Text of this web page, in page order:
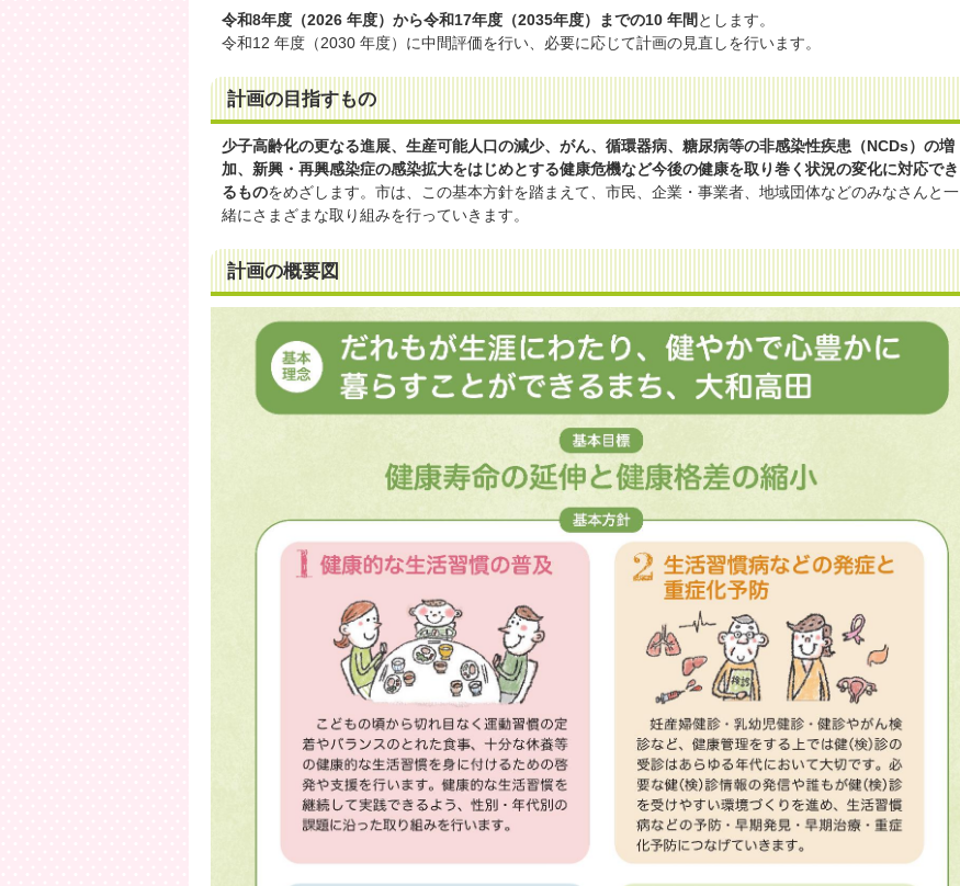
令和8年度（2026 年度）から令和17年度（2035年度）までの10 年間 とします。
令和12 年度（2030 年度）に中間評価を行い、必要に応じて計画の見直しを行います。
計画の目指すもの
少子高齢化の更なる進展、生産可能人口の減少、がん、循環器病、糖尿病等の非感染性疾患（NCDs）の増
加、新興・再興感染症の感染拡大をはじめとする健康危機など今後の健康を取り巻く状況の変化に対応でき
るものをめざします。市は、この基本方針を踏まえて、市民、企業・事業者、地域団体などのみなさんと一
緒にさまざまな取り組みを行っていきます。
計画の概要図